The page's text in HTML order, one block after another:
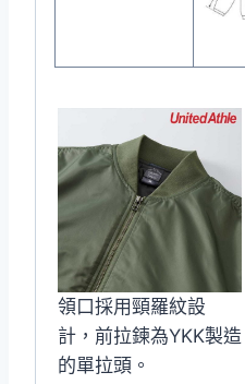
領口採用頸羅紋設
計，前拉鍊為YKK製造
的單拉頭。